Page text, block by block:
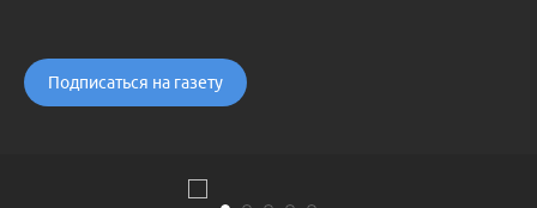
Подписаться на газету